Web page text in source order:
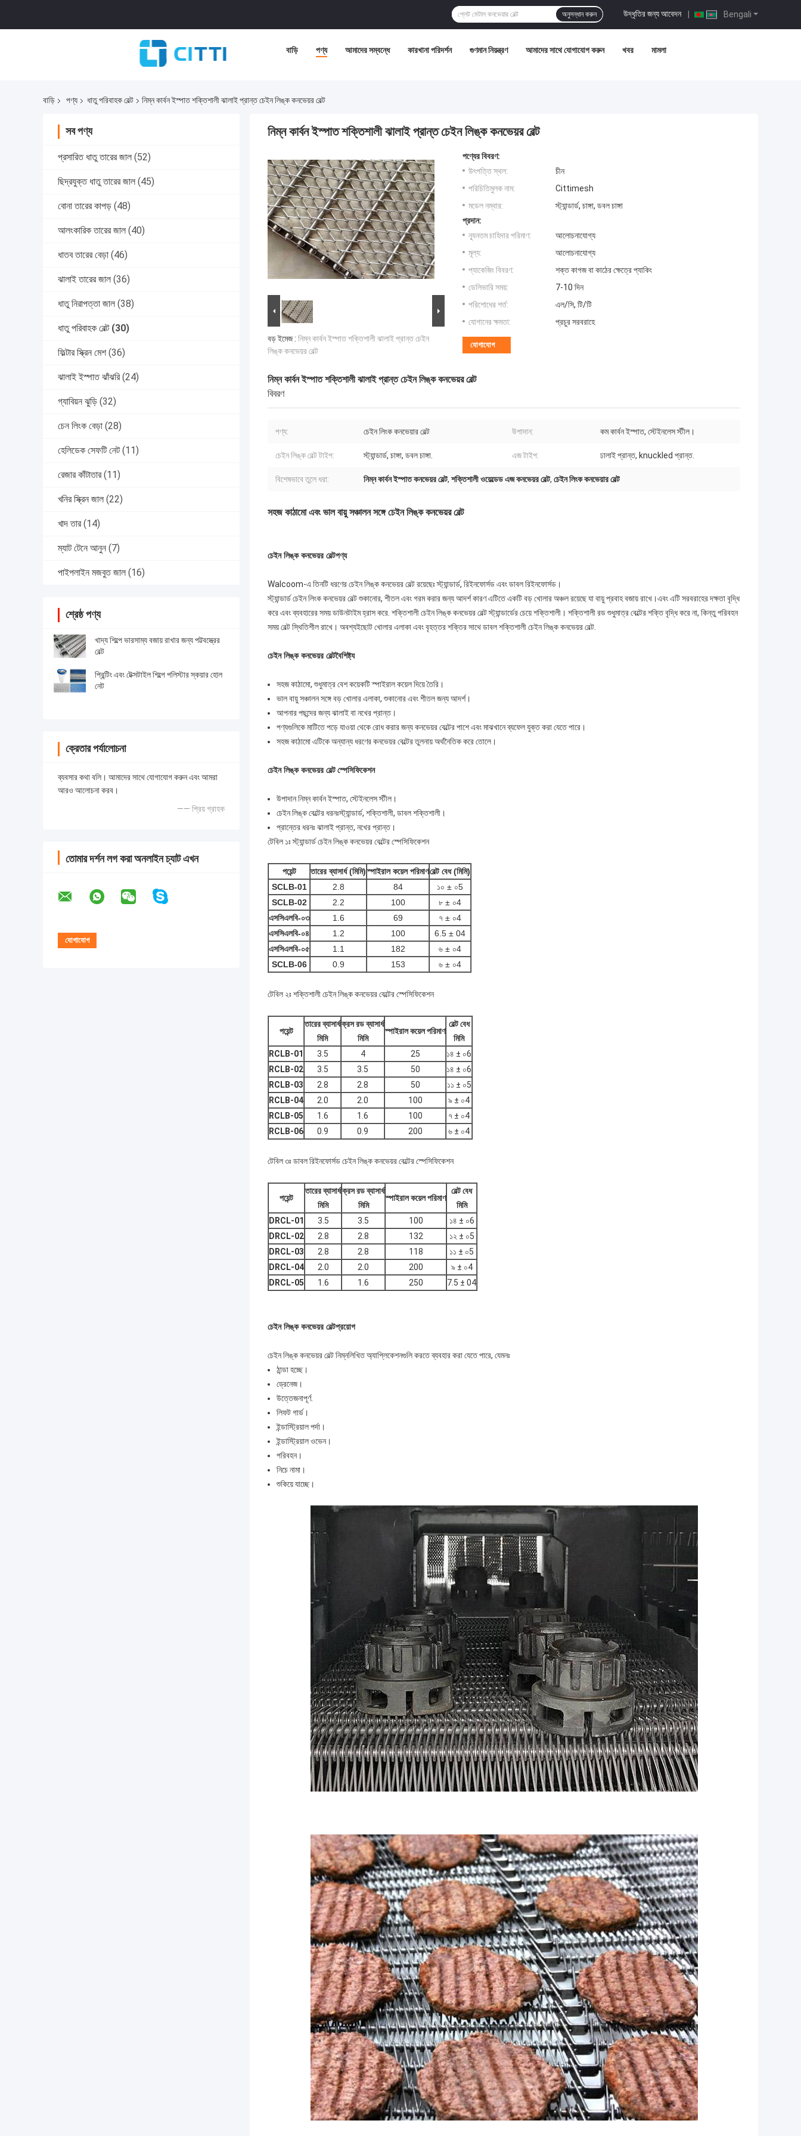
Bengali
উদ্ধৃতির জন্য আবেদন |
অনুসন্ধান করুন
বাড়ি পণ্য আমাদের সম্বন্ধে কারখানা পরিদর্শন গুণমান নিয়ন্ত্রণ আমাদের সাথে যোগাযোগ করুন খবর মামলা
বাড়ি পণ্য ধাতু পরিবাহক বেল্ট নিম্ন কার্বন ইস্পাত শক্তিশালী ঝালাই প্রান্ত চেইন লিঙ্ক কনভেয়র বেল্ট
সব পণ্য
প্রসারিত ধাতু তারের জাল (52)
ছিদ্রযুক্ত ধাতু তারের জাল (45)
বোনা তারের কাপড় (48)
আলংকারিক তারের জাল (40)
ধাতব তারের বেড়া (46)
ঝালাই তারের জাল (36)
ধাতু নিরাপত্তা জাল (38)
ধাতু পরিবাহক বেল্ট (30)
ফিল্টার স্ক্রিন মেশ (36)
ঝালাই ইস্পাত ঝাঁঝরি (24)
গ্যাবিয়ন ঝুড়ি (32)
চেন লিংক বেড়া (28)
হেলিডেক সেফটি নেট (11)
রেজার কাঁটাতার (11)
খনির স্ক্রিন জাল (22)
খাদ তার (14)
ম্যাট টেনে আনুন (7)
পাইপলাইন মজবুত জাল (16)
শ্রেষ্ঠ পণ্য
খাদ্য শিল্পে ভারসাম্য বজায় রাখার জন্য পট্টবস্ত্রের
বেল্ট
প্রিন্টিং এবং টেক্সটাইল শিল্পে পলিস্টার স্কয়ার হোল
নেট
ক্রেতার পর্যালোচনা
ব্যবসার কথা বলি। আমাদের সাথে যোগাযোগ করুন এবং আমরা
আরও আলোচনা করব।
—— প্রিয় গ্রাহক
তোমার দর্শন লগ করা অনলাইন চ্যাট এখন
নিম্ন কার্বন ইস্পাত শক্তিশালী ঝালাই প্রান্ত চেইন লিঙ্ক কনভেয়র বেল্ট
বড় ইমেজ : নিম্ন কার্বন ইস্পাত শক্তিশালী ঝালাই প্রান্ত চেইন
লিঙ্ক কনভেয়র বেল্ট
পণ্যের বিবরণ:
উৎপত্তি স্থল:
চীন
পরিচিতিমুলক নাম:
Cittimesh
মডেল নম্বার:
স্ট্যান্ডার্ড, চাঙ্গা, ডবল চাঙ্গা
প্রদান:
ন্যূনতম চাহিদার পরিমাণ:
আলোচনাযোগ্য
মূল্য:
আলোচনাযোগ্য
প্যাকেজিং বিবরণ:
শক্ত কাগজ বা কাঠের ক্ষেত্রে প্যাকিং
ডেলিভারি সময়:
7-10 দিন
পরিশোধের শর্ত:
এল/সি, টি/টি
যোগানের ক্ষমতা:
প্রচুর সরবরাহে
যোগাযোগ
নিম্ন কার্বন ইস্পাত শক্তিশালী ঝালাই প্রান্ত চেইন লিঙ্ক কনভেয়র বেল্ট
বিবরণ
পণ্য: চেইন লিংক কনভেয়ার বেল্ট উপাদান: কম কার্বন ইস্পাত, স্টেইনলেস স্টীল।
চেইন লিঙ্ক বেল্ট টাইপ: স্ট্যান্ডার্ড, চাঙ্গা, ডবল চাঙ্গা. এজ টাইপ: ঢালাই প্রান্ত, knuckled প্রান্ত.
বিশেষভাবে তুলে ধরা: নিম্ন কার্বন ইস্পাত কনভেয়র বেল্ট, শক্তিশালী ওয়েল্ডেড এজ কনভেয়র বেল্ট, চেইন লিংক কনভেয়ার বেল্ট
সহজ কাঠামো এবং ভাল বায়ু সঞ্চালন সঙ্গে চেইন লিঙ্ক কনভেয়র বেল্ট
চেইন লিঙ্ক কনভেয়র বেল্টপণ্য
Walcoom-এ তিনটি ধরণের চেইন লিঙ্ক কনভেয়র বেল্ট রয়েছেঃ স্ট্যান্ডার্ড, রিইনফোর্সড এবং ডাবল রিইনফোর্সড।
স্ট্যান্ডার্ড চেইন লিংক কনভেয়র বেল্ট শুকানোর, শীতল এবং গরম করার জন্য আদর্শ কারণ এটিতে একটি বড় খোলার অঞ্চল রয়েছে যা বায়ু প্রবাহ বজায় রাখে।এবং এটি সরবরাহের দক্ষতা বৃদ্ধি
করে এবং ব্যবহারের সময় ডাউনটাইম হ্রাস করে. শক্তিশালী চেইন লিঙ্ক কনভেয়র বেল্ট স্ট্যান্ডার্ডের চেয়ে শক্তিশালী। শক্তিশালী রড শুধুমাত্র বেল্টের শক্তি বৃদ্ধি করে না, কিন্তু পরিবহন
সময় বেল্ট স্থিতিশীল রাখে। অবশ্যইছোট খোলার এলাকা এবং বৃহত্তর শক্তির সাথে ডাবল শক্তিশালী চেইন লিঙ্ক কনভেয়র বেল্ট.
চেইন লিঙ্ক কনভেয়র বেল্টবৈশিষ্ট্য
সহজ কাঠামো, শুধুমাত্র বেশ কয়েকটি স্পাইরাল কয়েল দিয়ে তৈরি।
ভাল বায়ু সঞ্চালন সঙ্গে বড় খোলার এলাকা, শুকানোর এবং শীতল জন্য আদর্শ।
আপনার পছন্দের জন্য ঝালাই বা নখের প্রান্ত।
পণ্যগুলিকে মাটিতে পড়ে যাওয়া থেকে রোধ করার জন্য কনভেয়র বেল্টের পাশে এবং মাঝখানে ব্যফেল যুক্ত করা যেতে পারে।
সহজ কাঠামো এটিকে অন্যান্য ধরণের কনভেয়র বেল্টের তুলনায় অর্থনৈতিক করে তোলে।
চেইন লিঙ্ক কনভেয়র বেল্টস্পেসিফিকেশন
উপাদান নিম্ন কার্বন ইস্পাত, স্টেইনলেস স্টীল।
চেইন লিঙ্ক বেল্টের ধরনঃস্ট্যান্ডার্ড, শক্তিশালী, ডাবল শক্তিশালী।
প্রান্তের ধরনঃ ঝালাই প্রান্ত, নখের প্রান্ত।
টেবিল ১ঃ স্ট্যান্ডার্ড চেইন লিঙ্ক কনভেয়র বেল্টের স্পেসিফিকেশন
পয়েন্ট তারের ব্যাসার্ধ (মিমি)স্পাইরাল কয়েল পরিমাণবেল্ট বেধ (মিমি)
SCLB-01
2.8 84
১০ ± ০5
SCLB-02
2.2 100
৮ ± ০4
এসসিএলবি-০৩
1.6 69
৭ ± ০4
এসসিএলবি-০৪
1.2 100
6.5 ± 04
এসসিএলবি-০৫
1.1 182
৬ ± ০4
SCLB-06
0.9 153 ৬ ± ০4
টেবিল ২ঃ শক্তিশালী চেইন লিঙ্ক কনভেয়র বেল্টের স্পেসিফিকেশন
পয়েন্ট
তারের ব্যাসার্ধ
মিমি
ক্রস রড ব্যাসার্ধ
মিমি
স্পাইরাল কয়েল পরিমাণ
বেল্ট বেধ
মিমি
RCLB-01
3.5 4 25
১৪ ± ০6
RCLB-02
3.5 3.5 50
১৪ ± ০6
RCLB-03
2.8 2.8 50
১১ ± ০5
RCLB-04
2.0 2.0 100
৯ ± ০4
RCLB-05
1.6 1.6 100
৭ ± ০4
RCLB-06
0.9 0.9 200 ৬ ± ০4
টেবিল ৩ঃ ডাবল রিইনফোর্সড চেইন লিঙ্ক কনভেয়র বেল্টের স্পেসিফিকেশন
পয়েন্ট
তারের ব্যাসার্ধ
মিমি
ক্রস রড ব্যাসার্ধ
মিমি
স্পাইরাল কয়েল পরিমাণ
বেল্ট বেধ
মিমি
DRCL-01
3.5 3.5 100
১৪ ± ০6
DRCL-02
2.8 2.8 132
১২ ± ০5
DRCL-03
2.8 2.8 118
১১ ± ০5
DRCL-04
2.0 2.0 200
৯ ± ০4
DRCL-05
1.6 1.6 250 7.5 ± 04
চেইন লিঙ্ক কনভেয়র বেল্টপ্রয়োগ
চেইন লিঙ্ক কনভেয়র বেল্ট নিম্নলিখিত অ্যাপ্লিকেশনগুলি করতে ব্যবহার করা যেতে পারে, যেমনঃ
ঠান্ডা হচ্ছে।
ড্রেনেজ।
উত্তেজনাপূর্ণ.
লিফট গার্ড।
ইন্ডাস্ট্রিয়াল পর্দা।
ইন্ডাস্ট্রিয়াল ওভেন।
পরিবহন।
নিচে নামা।
শুকিয়ে যাচ্ছে।